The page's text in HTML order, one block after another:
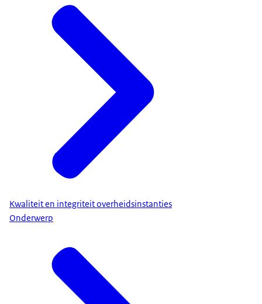
Kwaliteit en integriteit overheidsinstanties
Onderwerp